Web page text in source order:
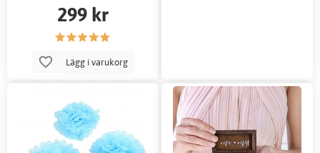
299 kr
Lägg i varukorg